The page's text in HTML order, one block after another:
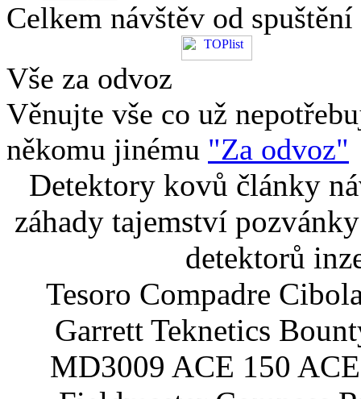
Celkem návštěv od
Vše za odvoz
Věnujte vše co už
někomu jinému "Za odvoz"
Detektory kovů články
záhady tajemství
detektorů
Tesoro Compadre
Garrett Teknetics
MD3009 ACE 150